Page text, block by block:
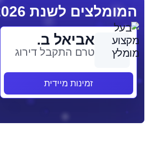
המומלצים לשנת 2026 בתחום שמאות רכוש
אביאל ב.
טרם התקבל דירוג
זמינות מיידית